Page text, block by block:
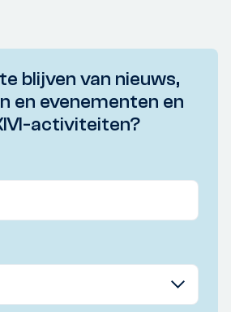
blijven van nieuws,
en evenementen en
activiteiten?